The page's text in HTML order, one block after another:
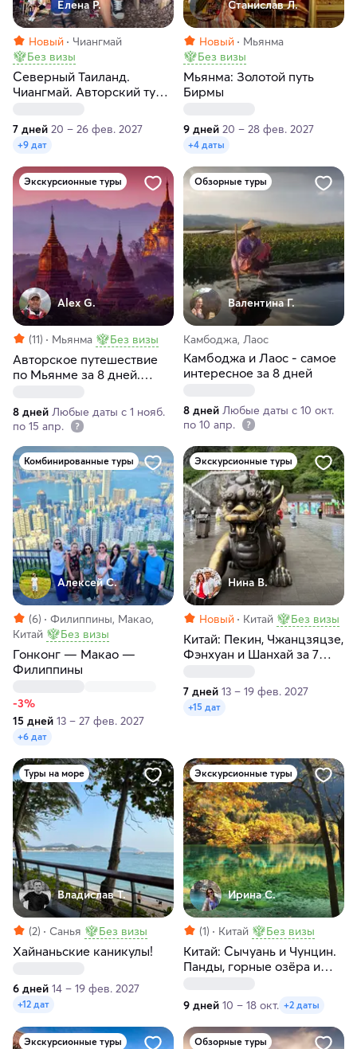
Елена Р.
Новый
Чиангмай
Без визы
Северный Таиланд.
Чиангмай. Авторский тур-
северным городам
7 дней 20 – 26 фев. 2027
+9 дат
Станислав Л.
Новый
Мьянма
Без визы
Мьянма: Золотой путь
Бирмы
9 дней 20 – 28 фев. 2027
+4 даты
Экскурсионные туры
Alex G.
(11) Мьянма Без визы
Авторское путешествие
по Мьянме за 8 дней.
8 дней Любые даты с 1 нояб.
по 15 апр.
Обзорные туры
Валентина Г.
Камбоджа, Лаос
Камбоджа и Лаос - самое
интересное за 8 дней
8 дней Любые даты с 10 окт.
по 10 апр.
Комбинированные туры
Алексей С.
(6)
Филиппины, Макао,
Китай
Без визы
Гонконг — Макао —
Филиппины
-3%
15 дней 13 – 27 фев. 2027
+6 дат
Экскурсионные туры
Нина В.
Новый Китай Без визы
Китай: Пекин, Чжанцзяцзе,
Фэнхуан и Шанхай за 7
7 дней 13 – 19 фев. 2027
+15 дат
Туры на море
Владислав Т.
(2) Санья Без визы
Хайнаньские каникулы!
6 дней 14 – 19 фев. 2027
+12 дат
Экскурсионные туры
Ирина С.
(1) Китай Без визы
Китай: Сычуань и Чунцин.
Панды, горные озёра и
9 дней 10 – 18 окт. +2 даты
Экскурсионные туры Обзорные туры